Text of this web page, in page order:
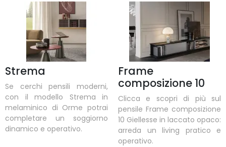
Strema
Se cerchi pensili moderni,
con il modello Strema in
melaminico di Orme potrai
completare un soggiorno
dinamico e operativo.
Frame
composizione 10
Clicca e scopri di più sul
pensile Frame composizione
10 Giellesse in laccato opaco:
arreda un living pratico e
operativo.